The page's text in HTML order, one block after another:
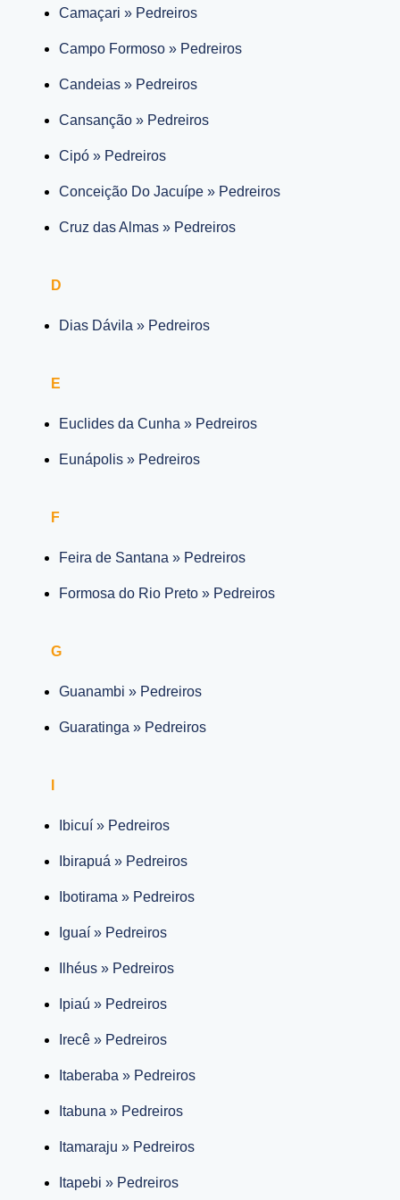
Camaçari » Pedreiros
Campo Formoso » Pedreiros
Candeias » Pedreiros
Cansanção » Pedreiros
Cipó » Pedreiros
Conceição Do Jacuípe » Pedreiros
Cruz das Almas » Pedreiros
D
Dias Dávila » Pedreiros
E
Euclides da Cunha » Pedreiros
Eunápolis » Pedreiros
F
Feira de Santana » Pedreiros
Formosa do Rio Preto » Pedreiros
G
Guanambi » Pedreiros
Guaratinga » Pedreiros
Ibicuí » Pedreiros
Ibirapuá » Pedreiros
Ibotirama » Pedreiros
Iguaí » Pedreiros
Ilhéus » Pedreiros
Ipiaú » Pedreiros
Irecê » Pedreiros
Itaberaba » Pedreiros
Itabuna » Pedreiros
Itamaraju » Pedreiros
Itapebi » Pedreiros